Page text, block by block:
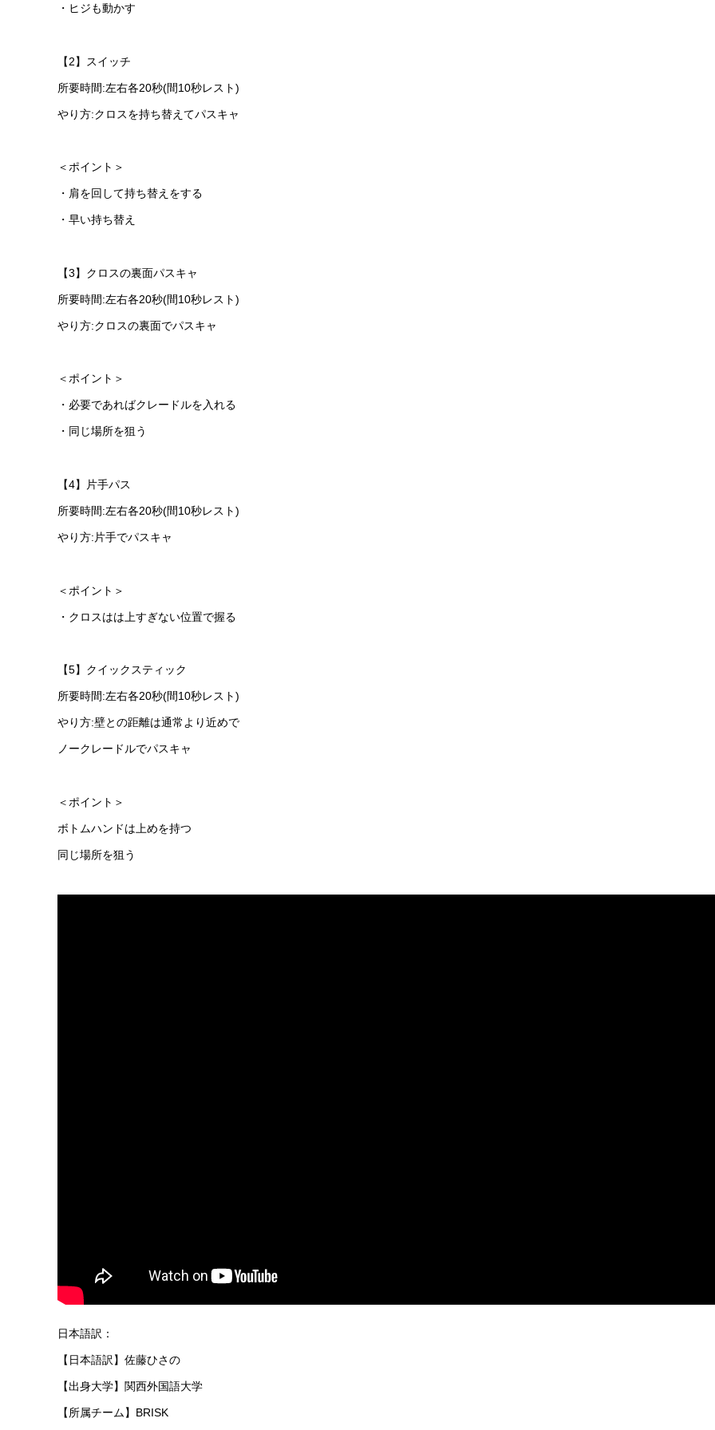
・ヒジも動かす
【2】スイッチ
所要時間:左右各20秒(間10秒レスト)
やり方:クロスを持ち替えてパスキャ
＜ポイント＞
・肩を回して持ち替えをする
・早い持ち替え
【3】クロスの裏面パスキャ
所要時間:左右各20秒(間10秒レスト)
やり方:クロスの裏面でパスキャ
＜ポイント＞
・必要であればクレードルを入れる
・同じ場所を狙う
【4】片手パス
所要時間:左右各20秒(間10秒レスト)
やり方:片手でパスキャ
＜ポイント＞
・クロスはは上すぎない位置で握る
【5】クイックスティック
所要時間:左右各20秒(間10秒レスト)
やり方:壁との距離は通常より近めで
ノークレードルでパスキャ
＜ポイント＞
ボトムハンドは上めを持つ
同じ場所を狙う
日本語訳：
【日本語訳】佐藤ひさの
【出身大学】関西外国語大学
【所属チーム】BRISK